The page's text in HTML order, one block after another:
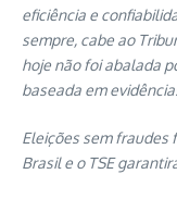
eficiência e
sempre, cabe ao
hoje não foi abalada
baseada em
Eleições sem fraudes
Brasil e o TSE